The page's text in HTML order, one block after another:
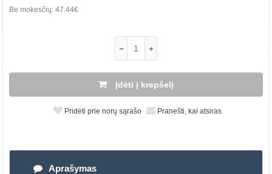
Be mokesčių: 47.44€
Įdėti į krepšelį
Pridėti prie norų sąrašo Pranešti, kai atsiras
Aprašymas